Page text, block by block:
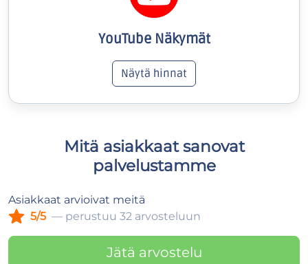
YouTube Näkymät
Näytä hinnat
Mitä asiakkaat sanovat
palvelustamme
Asiakkaat arvioivat meitä
5/5 — perustuu 32 arvosteluun
Jätä arvostelu